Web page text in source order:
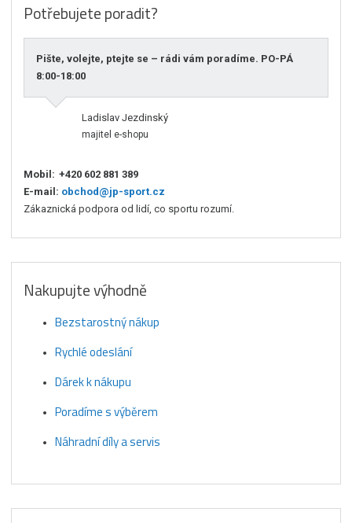
Potřebujete poradit?
Pište, volejte, ptejte se – rádi vám poradíme. PO-PÁ
8:00-18:00
Ladislav Jezdinský
majitel e-shopu
Mobil: +420 602 881 389
E-mail: obchod@jp-sport.cz
Zákaznická podpora od lidí, co sportu rozumí.
Nakupujte výhodně
Bezstarostný nákup
Rychlé odeslání
Dárek k nákupu
Poradíme s výběrem
Náhradní díly a servis